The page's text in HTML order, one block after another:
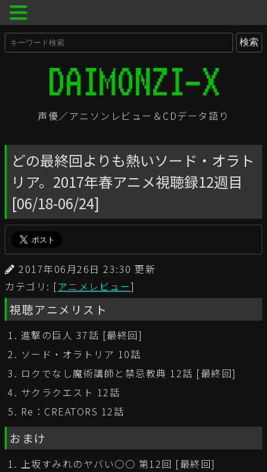
声優／アニソンレビュー＆CDデータ語り
どの最終回よりも熱いソード・オラト
リア。2017年春アニメ視聴録12週目
[06/18-06/24]
2017年06月26日 23:30 更新
カテゴリ: [アニメレビュー]
視聴アニメリスト
進撃の巨人 37話 [最終回]
ソード・オラトリア 10話
ロクでなし魔術講師と禁忌教典 12話 [最終回]
サクラクエスト 12話
Re：CREATORS 12話
おまけ
上坂すみれのヤバい○○ 第12回 [最終回]